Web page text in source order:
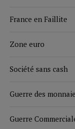
France en Faillite
Zone euro
Société sans cash
Guerre des
Guerre